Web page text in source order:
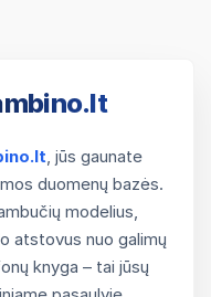
, jūs gaunate
duomenų bazės.
modelius,
atstovus nuo galimų
knyga – tai jūsų